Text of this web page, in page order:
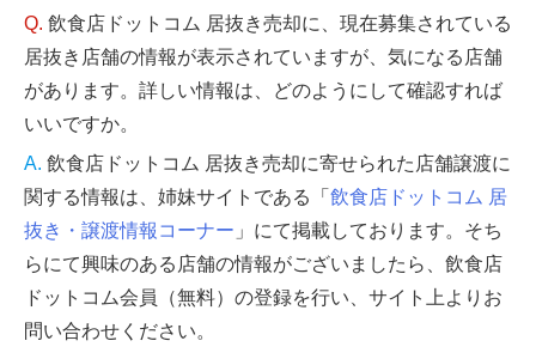
飲食店ドットコム 居抜き売却に、現在募集されている
居抜き店舗の情報が表示されていますが、気になる店舗
があります。詳しい情報は、どのようにして確認すれば
いいですか。
飲食店ドットコム 居抜き売却に寄せられた店舗譲渡に
関する情報は、姉妹サイトである「 飲食店ドットコム 居
抜き・譲渡情報コーナー 」にて掲載しております。そち
らにて興味のある店舗の情報がございましたら、飲食店
ドットコム会員（無料）の登録を行い、サイト上よりお
問い合わせください。